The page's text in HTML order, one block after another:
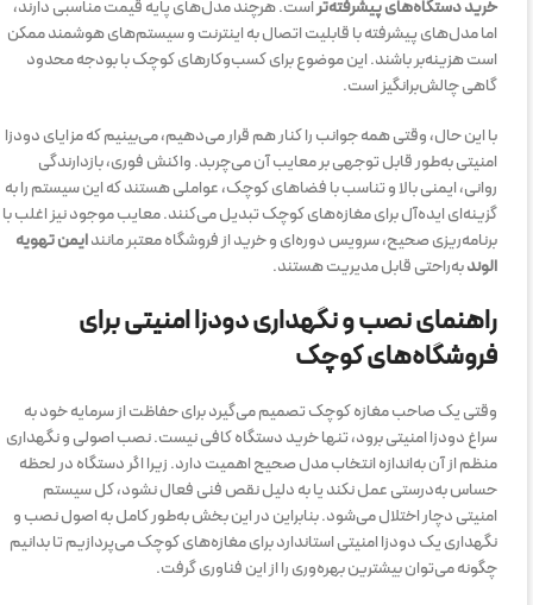
خرید دستگاه‌های پیشرفته‌تراست. هرچند مدل‌های پایه قیمت مناسبی دارند،
اما مدل‌های پیشرفته با قابلیت اتصال به اینترنت و سیستم‌های هوشمند ممکن
است هزینه‌بر باشند. این موضوع برای کسب‌وکارهای کوچک با بودجه محدود
گاهی چالش‌برانگیز است.
با این حال، وقتی همه جوانب را کنار هم قرار می‌دهیم، می‌بینیم که مزایای دودزا
امنیتی به‌طور قابل توجهی بر معایب آن می‌چربد. واکنش فوری، بازدارندگی
روانی، ایمنی بالا و تناسب با فضاهای کوچک، عواملی هستند که این سیستم را به
گزینه‌ای ایده‌آل برای مغازه‌های کوچک تبدیل می‌کنند. معایب موجود نیز اغلب با
برنامه‌ریزی صحیح، سرویس دوره‌ای و خرید از فروشگاه معتبر مانندایمن تهویه
الوندبه‌راحتی قابل مدیریت هستند.
راهنمای نصب و نگهداری دودزا امنیتی برای
فروشگاه‌های کوچک
وقتی یک صاحب مغازه کوچک تصمیم می‌گیرد برای حفاظت از سرمایه خود به
سراغ دودزا امنیتی برود، تنها خرید دستگاه کافی نیست. نصب اصولی و نگهداری
منظم از آن به‌اندازه انتخاب مدل صحیح اهمیت دارد. زیرا اگر دستگاه در لحظه
حساس به‌درستی عمل نکند یا به دلیل نقص فنی فعال نشود، کل سیستم
امنیتی دچار اختلال می‌شود. بنابراین در این بخش به‌طور کامل به اصول نصب و
نگهداری یک دودزا امنیتی استاندارد برای مغازه‌های کوچک می‌پردازیم تا بدانیم
چگونه می‌توان بیشترین بهره‌وری را از این فناوری گرفت.